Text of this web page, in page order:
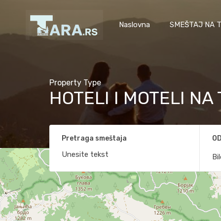
Naslovna SMEŠTAJ NA
Property Type
HOTELI I MOTELI NA
Pretraga smeštaja